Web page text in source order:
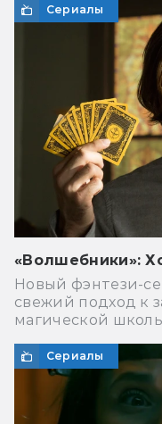
Сериалы
«Волшебники»:
Новый фэнтези-
свежий подход к
магической
Сериалы